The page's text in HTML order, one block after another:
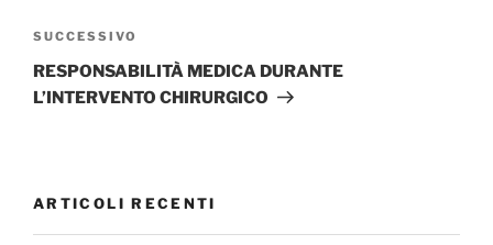
Articolo
successivo
SUCCESSIVO
RESPONSABILITÀ MEDICA DURANTE
L’INTERVENTO CHIRURGICO
ARTICOLI RECENTI